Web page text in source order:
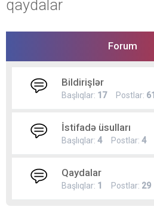
qaydalar
Forum
Bildirişlər
Başlıqlar: 17Postlar: 61
İstifadə üsulları
Başlıqlar: 4Postlar: 4
Qaydalar
Başlıqlar: 1 Postlar: 29